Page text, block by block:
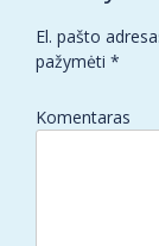
El. pašto
pažymėti *
Komentaras